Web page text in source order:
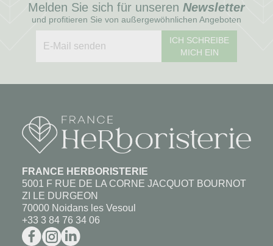
Melden Sie sich für unseren Newsletter
und profitieren Sie von außergewöhnlichen Angeboten
ICH SCHREIBE
MICH EIN
FRANCE HERBORISTERIE
5001 F RUE DE LA CORNE JACQUOT BOURNOT
ZI LE DURGEON
70000 Noidans les Vesoul
+33 3 84 76 34 06